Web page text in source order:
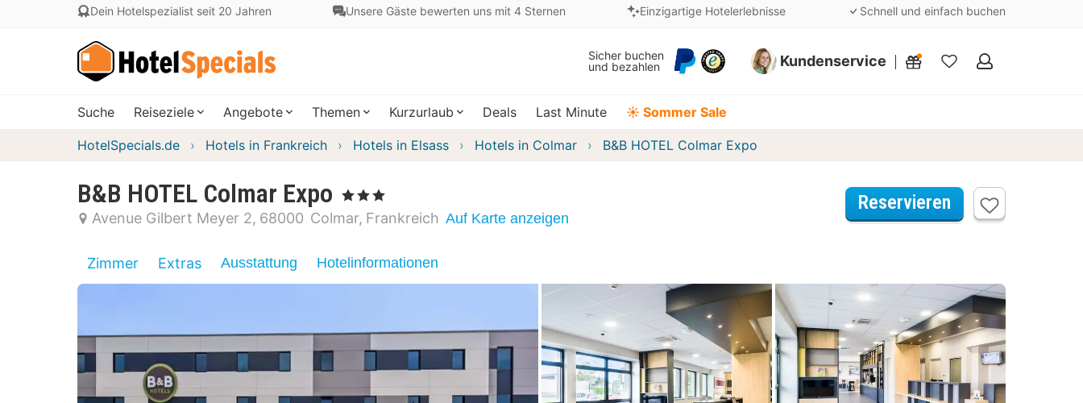
Dein Hotelspezialist seit 20 Jahren Unsere Gäste bewerten uns mit 4 Sternen Einzigartige Hotelerlebnisse Schnell und einfach buchen
Sicher buchen
und bezahlen
Kundenservice
Meine
Suche Reiseziele Angebote Themen Kurzurlaub Deals Last Minute ☀️ Sommer Sale
HotelSpecials.de Hotels in Frankreich Hotels in Elsass Hotels in Colmar B&B HOTEL Colmar Expo
B&B HOTEL Colmar Expo , 3 Sterne
Avenue Gilbert Meyer 2 68000 Colmar Frankreich Auf Karte anzeigen
Reservieren
Zimmer Extras Ausstattung Hotelinformationen